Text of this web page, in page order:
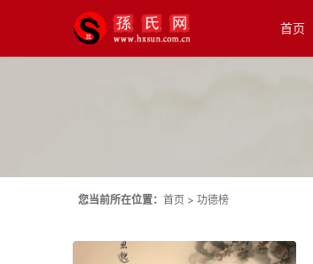
首页
您当前所在位置： 首页 > 功德榜